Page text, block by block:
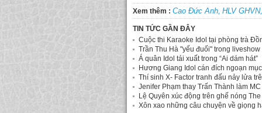
Xem thêm : Cao Đức Anh, HLV GHVN,
TIN TỨC GẦN ĐÂY
Cuộc thi Karaoke Idol tại phòng trà
Trần Thu Hà "yếu đuối" trong liveshow
Á quân Idol tái xuất trong “Ai dám hát”
Hương Giang Idol cán đích ngoạn mục
Thí sinh X- Factor tranh đấu nảy lửa
Jenifer Phạm thay Trấn Thành làm
Lệ Quyên xúc động trên ghế nóng
Xôn xao những câu chuyện về giọng